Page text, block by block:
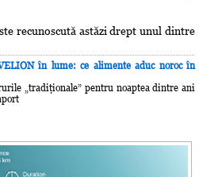
recunoscută astăzi drept unul dintre
în lume: ce alimente aduc noroc în
„tradiţionale” pentru noaptea dintre ani